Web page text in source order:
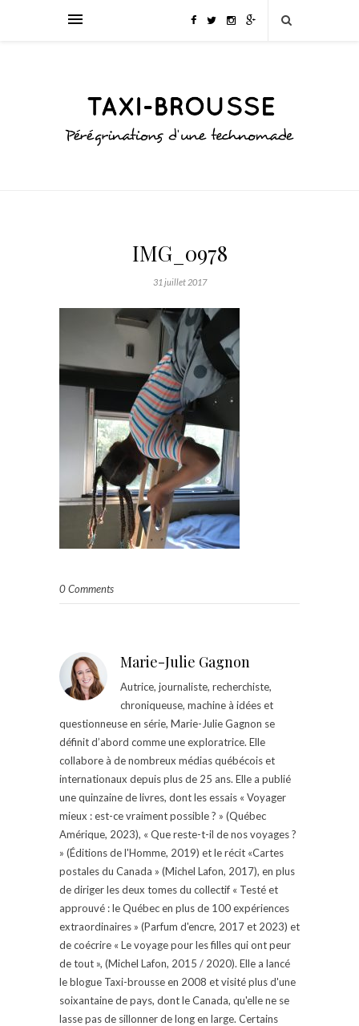
IMG_0978
31 juillet 2017
0 Comments
Marie-Julie Gagnon
Autrice, journaliste, recherchiste,
chroniqueuse, machine à idées et
questionneuse en série, Marie-Julie Gagnon se
définit d’abord comme une exploratrice. Elle
collabore à de nombreux médias québécois et
internationaux depuis plus de 25 ans. Elle a publié
une quinzaine de livres, dont les essais « Voyager
mieux : est-ce vraiment possible ? » (Québec
Amérique, 2023), « Que reste-t-il de nos voyages ?
» (Éditions de l'Homme, 2019) et le récit «Cartes
postales du Canada » (Michel Lafon, 2017), en plus
de diriger les deux tomes du collectif « Testé et
approuvé : le Québec en plus de 100 expériences
extraordinaires » (Parfum d'encre, 2017 et 2023) et
de coécrire « Le voyage pour les filles qui ont peur
de tout », (Michel Lafon, 2015 / 2020). Elle a lancé
le blogue Taxi-brousse en 2008 et visité plus d'une
soixantaine de pays, dont le Canada, qu'elle ne se
lasse pas de sillonner de long en large. Certains